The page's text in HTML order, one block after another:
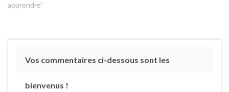
organisées par l'association
apprendre"
Vos commentaires ci-dessous sont les
bienvenus !